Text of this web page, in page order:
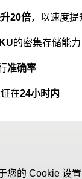
您的 Cookie 设置
20倍，以速度提
的密集存储能力
准确率
在24小时内